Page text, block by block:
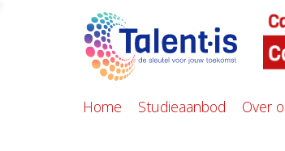
Home Studieaanbod Over